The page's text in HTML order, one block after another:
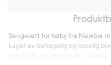
Bildebok
Sengesett for baby fra Newbie
Laget av behagelig og koselig